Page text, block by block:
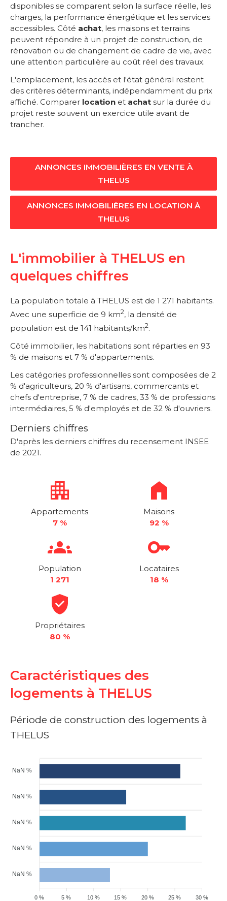
disponibles se comparent selon la surface réelle, les
charges, la performance énergétique et les services
accessibles. Côté achat, les maisons et terrains
peuvent répondre à un projet de construction, de
rénovation ou de changement de cadre de vie, avec
une attention particulière au coût réel des travaux.
L'emplacement, les accès et l'état général restent
des critères déterminants, indépendamment du prix
affiché. Comparer location et achat sur la durée du
projet reste souvent un exercice utile avant de
trancher.
ANNONCES IMMOBILIÈRES EN VENTE À
THELUS
ANNONCES IMMOBILIÈRES EN LOCATION À
THELUS
L'immobilier à THELUS en
quelques chiffres
La population totale à THELUS est de 1 271 habitants.
Avec une superficie de 9 km2, la densité de
population est de 141 habitants/km2.
Côté immobilier, les habitations sont réparties en 93
% de maisons et 7 % d'appartements.
Les catégories professionnelles sont composées de 2
% d'agriculteurs, 20 % d'artisans, commercants et
chefs d'entreprise, 7 % de cadres, 33 % de professions
intermédiaires, 5 % d'employés et de 32 % d'ouvriers.
Derniers chiffres
D'après les derniers chiffres du recensement INSEE
de 2021.
Appartements
7 %
Maisons
92 %
Population
1 271
Locataires
18 %
Propriétaires
80 %
Caractéristiques des
logements à THELUS
Période de construction des logements à
THELUS
NaN %
NaN %
NaN %
NaN %
NaN %
30 %
25 %
20 %
15 %
10 %
5 %
0 %